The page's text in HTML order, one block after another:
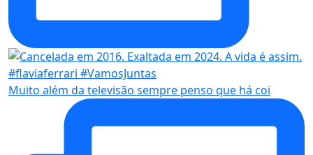
Muito além da televisão sempre penso que há coi